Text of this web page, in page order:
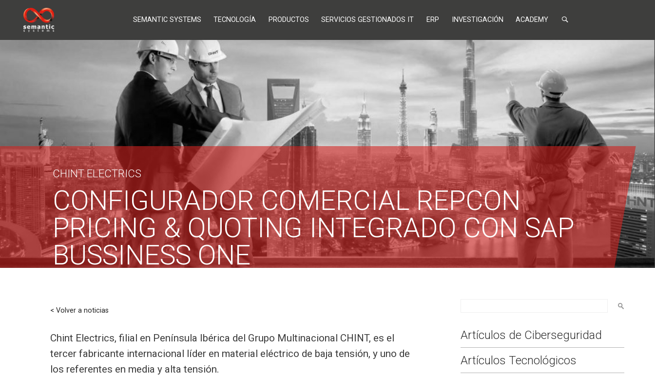
SEMANTIC SYSTEMS TECNOLOGÍA PRODUCTOS SERVICIOS GESTIONADOS IT ERP INVESTIGACIÓN ACADEMY
CHINT ELECTRICS
CONFIGURADOR COMERCIAL REPCON
PRICING & QUOTING INTEGRADO CON SAP
BUSSINESS ONE
< Volver a noticias
Chint Electrics, filial en Península Ibérica del Grupo Multinacional CHINT, es el
tercer fabricante internacional líder en material eléctrico de baja tensión, y uno de
los referentes en media y alta tensión.
Artículos de Ciberseguridad
Artículos Tecnológicos